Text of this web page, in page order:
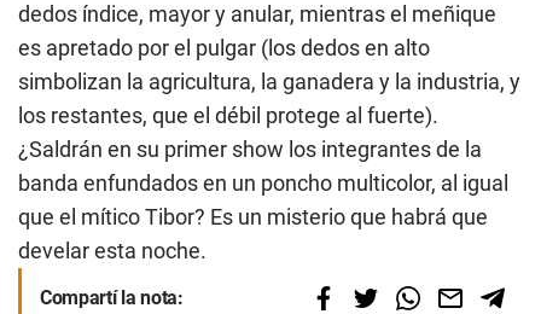
dedos índice, mayor y anular, mientras el meñique
es apretado por el pulgar (los dedos en alto
simbolizan la agricultura, la ganadera y la industria, y
los restantes, que el débil protege al fuerte).
¿Saldrán en su primer show los integrantes de la
banda enfundados en un poncho multicolor, al igual
que el mítico Tibor? Es un misterio que habrá que
develar esta noche.
Compartí la nota: